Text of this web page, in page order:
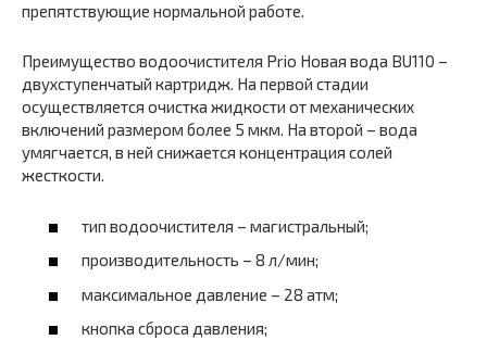
препятствующие нормальной работе.
Преимущество водоочистителя Prio Новая вода BU110 –
двухступенчатый картридж. На первой стадии
осуществляется очистка жидкости от механических
включений размером более 5 мкм. На второй – вода
умягчается, в ней снижается концентрация солей
жесткости.
тип водоочистителя – магистральный;
производительность – 8 л/мин;
максимальное давление – 28 атм;
кнопка сброса давления;